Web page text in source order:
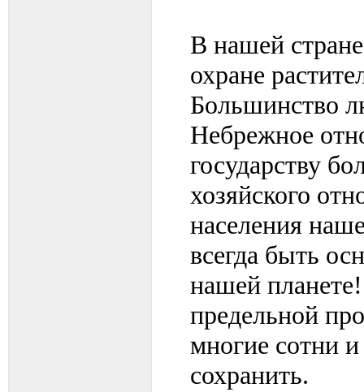
В нашей
охране
Большинство
Небрежное
государству
хозяйского
населения
всегда быть
нашей
предельной
многие сотни
сохранить.